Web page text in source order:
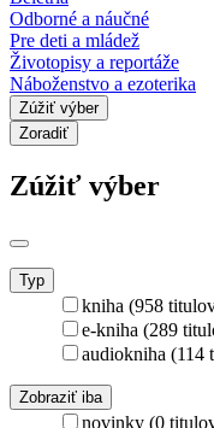
Odborné a náučné
Pre deti a mládež
Životopisy a reportáže
Náboženstvo a ezoterika
Zúžiť výber
Zoradiť
Zúžiť výber
Typ
kniha (958
e-kniha (289
audiokniha (114
Zobraziť iba
novinky (0